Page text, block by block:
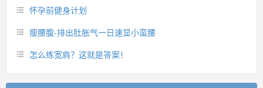
怀孕前健身计划
瘦腰腹-排出肚胀气一日速显小蛮腰
怎么练宽肩？这就是答案！